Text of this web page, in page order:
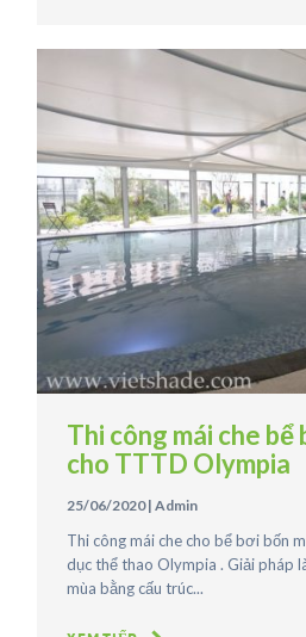
Thi công mái che bể
cho TTTD Olympia
25/06/2020| Admin
Thi công mái che cho bể bơi bốn
dục thể thao Olympia . Giải pháp
mùa bằng cấu trúc...